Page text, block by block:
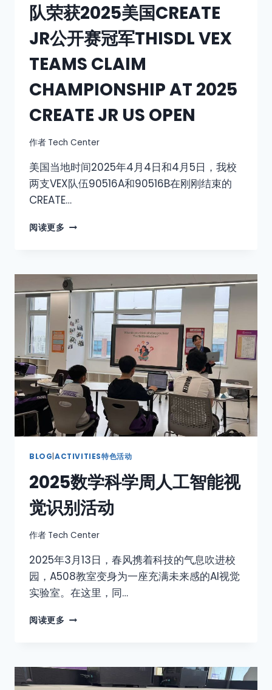
队荣获2025美国CREATE
JR公开赛冠军THISDL VEX
TEAMS CLAIM
CHAMPIONSHIP AT 2025
CREATE JR US OPEN
作者 Tech Center
美国当地时间2025年4月4日和4月5日，我校
两支VEX队伍90516A和90516B在刚刚结束的
CREATE…
阅读更多
BLOG ACTIVITIES特色活动
2025数学科学周人工智能视
觉识别活动
作者 Tech Center
2025年3月13日，春风携着科技的气息吹进校
园，A508教室变身为一座充满未来感的AI视觉
实验室。在这里，同…
阅读更多